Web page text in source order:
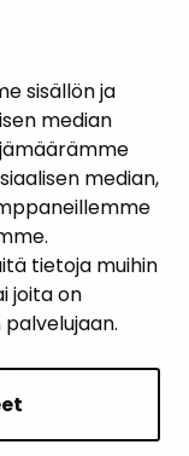
sisällön ja
median
median,
tietoja muihin
joita on